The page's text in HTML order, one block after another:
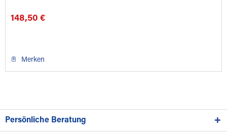
148,50 €
Merken
Persönliche Beratung